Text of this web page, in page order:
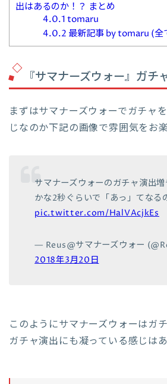
出はあるのか！？ まとめ
4.0.1tomaru
4.0.2 最新記事 by tomaru (全
『サマナーズウォー』ガチ
まずはサマナーズウォーでガチャ
じなのか下記の画像で雰囲気をお
サマナーズウォーのガチャ演出
かな2秒ぐらいで「あっ」てなる
pic.twitter.com/HalVAcjkEs
— Reus@サマナーズウォー
2018年3月20日
このようにサマナーズウォーはガ
ガチャ演出にも凝っている感じは